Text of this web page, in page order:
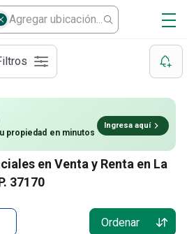
en Venta y Renta en La
37170
Ordenar
propiedad en minutos
Ingresa aquí